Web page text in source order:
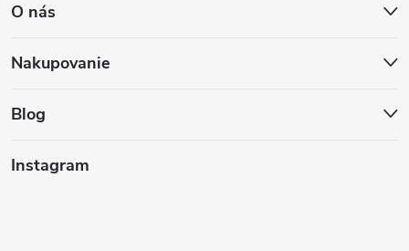
p
ä
O nás
Nakupovanie
Blog
Instagram